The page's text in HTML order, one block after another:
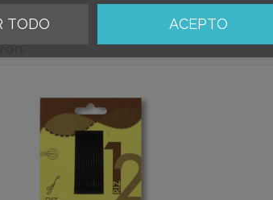
TODO ACEPTO